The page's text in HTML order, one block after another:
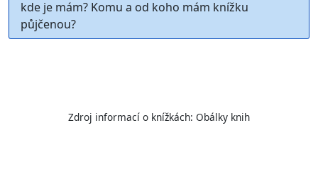
kde je mám? Komu a od koho mám knížku
půjčenou?
Zdroj informací o knížkách: Obálky knih